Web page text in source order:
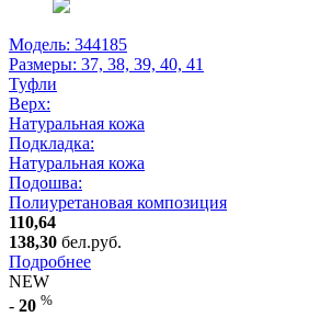
Модель: 344185
Размеры: 37, 38, 39, 40, 41
Туфли
Верх:
Натуральная кожа
Подкладка:
Натуральная кожа
Подошва:
Полиуретановая композиция
110,64
138,30 бел.руб.
Подробнее
NEW
- 20 %